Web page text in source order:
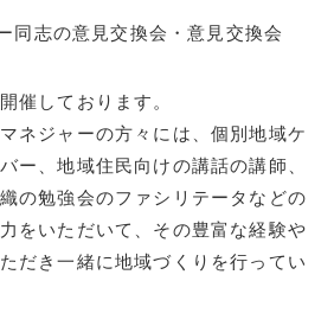
同志の意見交換会・意見交換会
催しております。
ネジャーの方々には、個別地域ケ
ー、地域住民向けの講話の講師、
の勉強会のファシリテータなどの
をいただいて、その豊富な経験や
だき一緒に地域づくりを行ってい